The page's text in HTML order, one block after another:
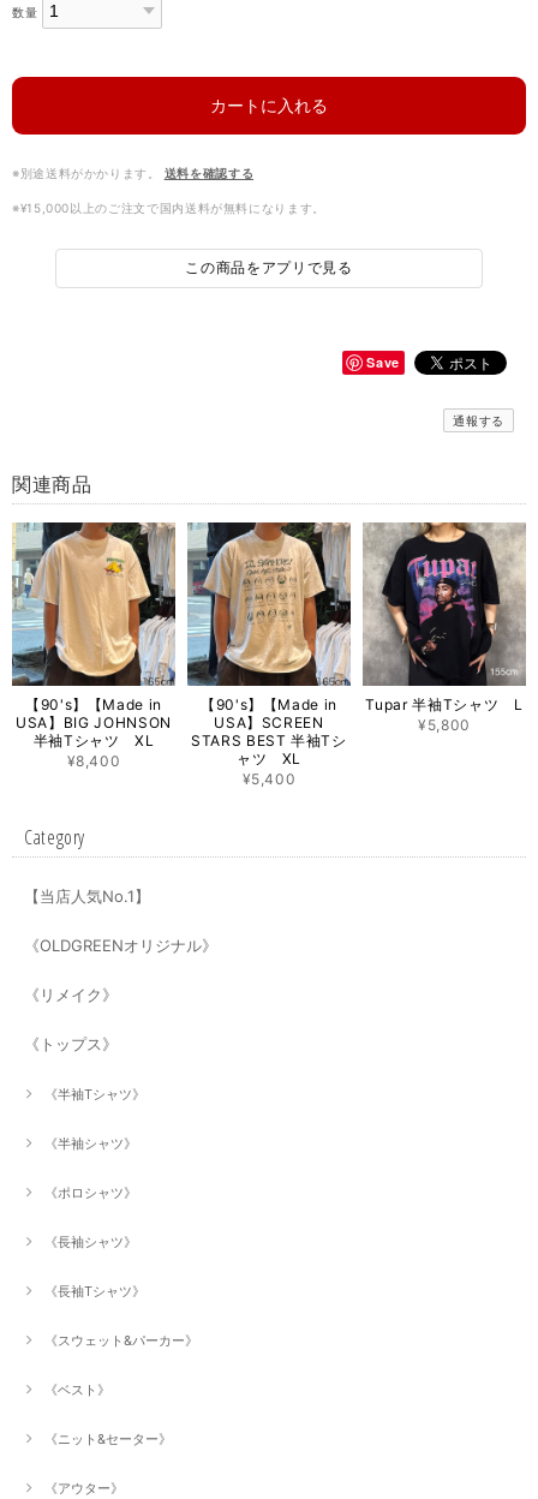
数量
カートに入れる
※別途送料がかかります。 送料を確認する
※¥15,000以上のご注文で国内送料が無料になります。
この商品をアプリで見る
Save
通報する
関連商品
【90's】【Made in
USA】BIG JOHNSON
半袖Tシャツ XL
¥8,400
【90's】【Made in
USA】SCREEN
STARS BEST 半袖Tシ
ャツ XL
¥5,400
Tupar 半袖Tシャツ L
¥5,800
Category
【当店人気No.1】
《OLDGREENオリジナル》
《リメイク》
《トップス》
《半袖Tシャツ》
《半袖シャツ》
《ポロシャツ》
《長袖シャツ》
《長袖Tシャツ》
《スウェット&パーカー》
《ベスト》
《ニット&セーター》
《アウター》